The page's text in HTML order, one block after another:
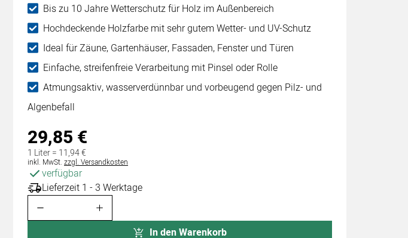
Bis zu 10 Jahre Wetterschutz für Holz im Außenbereich
Hochdeckende Holzfarbe mit sehr gutem Wetter- und UV-Schutz
Ideal für Zäune, Gartenhäuser, Fassaden, Fenster und Türen
Einfache, streifenfreie Verarbeitung mit Pinsel oder Rolle
Atmungsaktiv, wasserverdünnbar und vorbeugend gegen Pilz- und
Algenbefall
29,85 €
1 Liter = 11,94€
Steuerhinweis:
inkl. MwSt. zzgl. Versandkosten
verfügbar
Lieferzeit 1 - 3 Werktage
In den Warenkorb